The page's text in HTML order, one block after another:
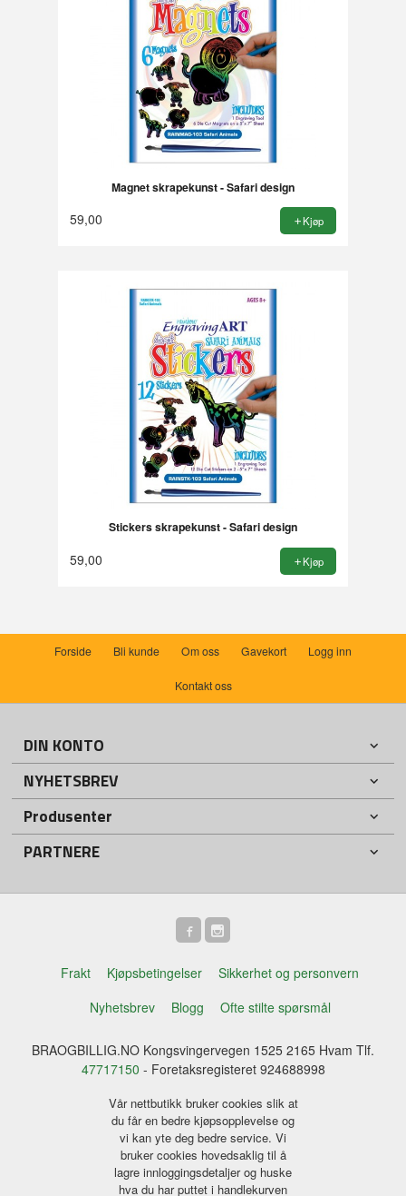
Magnet skrapekunst - Safari design
59,00 Kjøp
Stickers skrapekunst - Safari design
59,00 Kjøp
Forside Bli kunde Om oss Gavekort Logg inn
Kontakt oss
DIN KONTO
NYHETSBREV
Produsenter
PARTNERE
Frakt Kjøpsbetingelser
Sikkerhet og personvern
Nyhetsbrev
Blogg Ofte stilte spørsmål
BRAOGBILLIG.NO Kongsvingervegen 1525 2165 Hvam Tlf.
47717150 - Foretaksregisteret 924688998
Vår nettbutikk bruker cookies slik at
du får en bedre kjøpsopplevelse og
vi kan yte deg bedre service. Vi
bruker cookies hovedsaklig til å
lagre innloggingsdetaljer og huske
hva du har puttet i handlekurven